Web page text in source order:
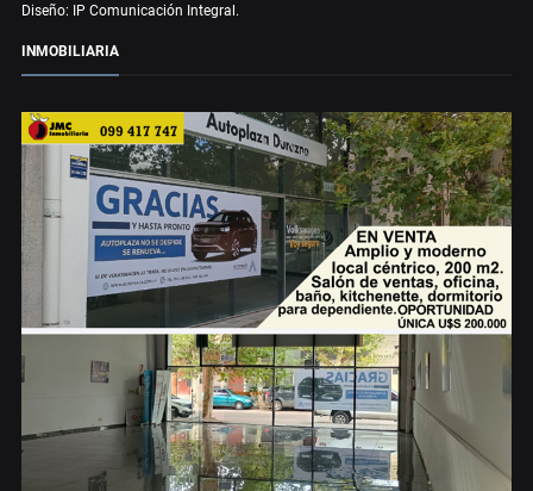
Diseño: IP Comunicación Integral.
INMOBILIARIA